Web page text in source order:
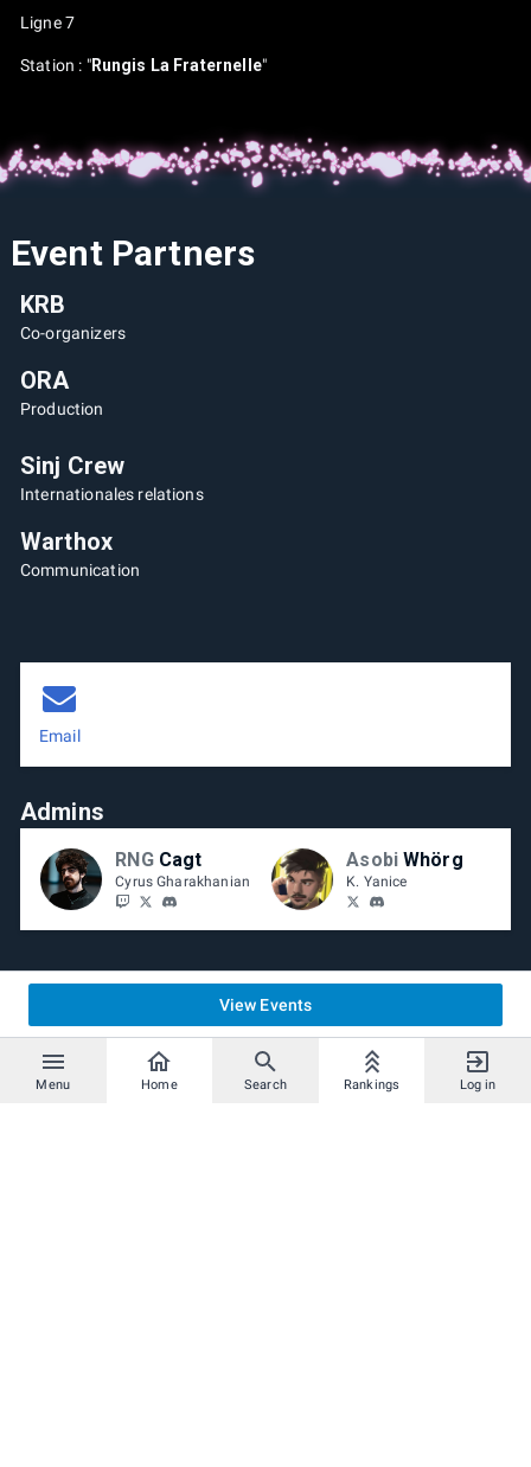
Menu Home Search Rankings Log in
Ligne 7
Station : "Rungis La Fraternelle"
Event Partners
KRB
Co-organizers
ORA
Production
Sinj Crew
Internationales relations
Warthox
Communication
Email
Admins
RNG Cagt
Cyrus Gharakhanian
Asobi Whörg
K. Yanice
View Events